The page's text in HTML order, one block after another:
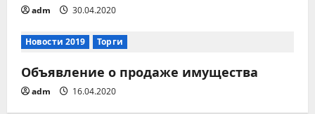
adm 30.04.2020
Новости 2019 Торги
Объявление о продаже имущества
adm 16.04.2020